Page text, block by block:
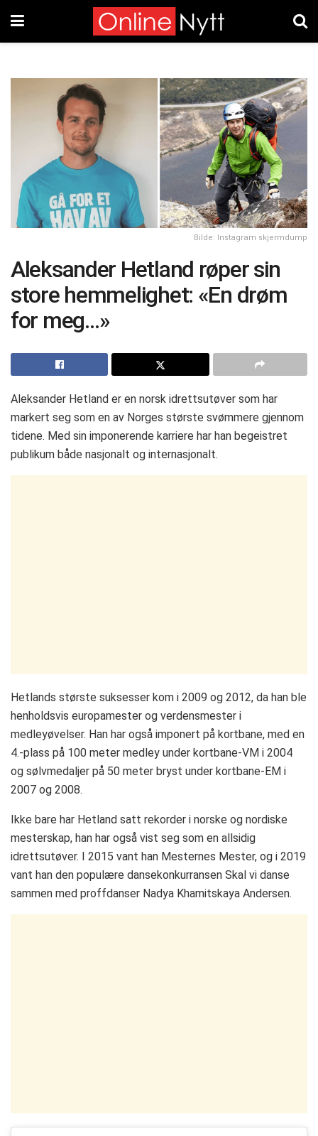
Bilde: Instagram skjermdump
Aleksander Hetland røper sin
store hemmelighet: «En drøm
for meg…»
Aleksander Hetland er en norsk idrettsutøver som har
markert seg som en av Norges største svømmere gjennom
tidene. Med sin imponerende karriere har han begeistret
publikum både nasjonalt og internasjonalt.
Hetlands største suksesser kom i 2009 og 2012, da han ble
henholdsvis europamester og verdensmester i
medleyøvelser. Han har også imponert på kortbane, med en
4.-plass på 100 meter medley under kortbane-VM i 2004
og sølvmedaljer på 50 meter bryst under kortbane-EM i
2007 og 2008.
Ikke bare har Hetland satt rekorder i norske og nordiske
mesterskap, han har også vist seg som en allsidig
idrettsutøver. I 2015 vant han Mesternes Mester, og i 2019
vant han den populære dansekonkurransen Skal vi danse
sammen med proffdanser Nadya Khamitskaya Andersen.